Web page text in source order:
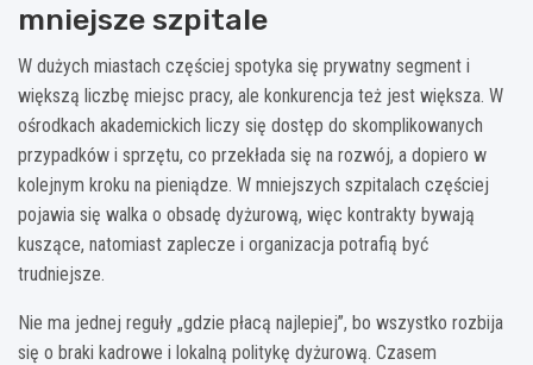
mniejsze szpitale
W dużych miastach częściej spotyka się prywatny segment i
większą liczbę miejsc pracy, ale konkurencja też jest większa. W
ośrodkach akademickich liczy się dostęp do skomplikowanych
przypadków i sprzętu, co przekłada się na rozwój, a dopiero w
kolejnym kroku na pieniądze. W mniejszych szpitalach częściej
pojawia się walka o obsadę dyżurową, więc kontrakty bywają
kuszące, natomiast zaplecze i organizacja potrafią być
trudniejsze.
Nie ma jednej reguły „gdzie płacą najlepiej”, bo wszystko rozbija
się o braki kadrowe i lokalną politykę dyżurową. Czasem